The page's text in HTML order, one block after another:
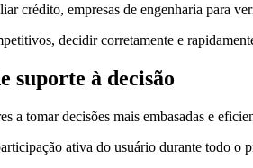
crédito, empresas de engenharia para
decidir corretamente e
suporte à decisão
a tomar decisões mais embasadas e
ativa do usuário durante todo o